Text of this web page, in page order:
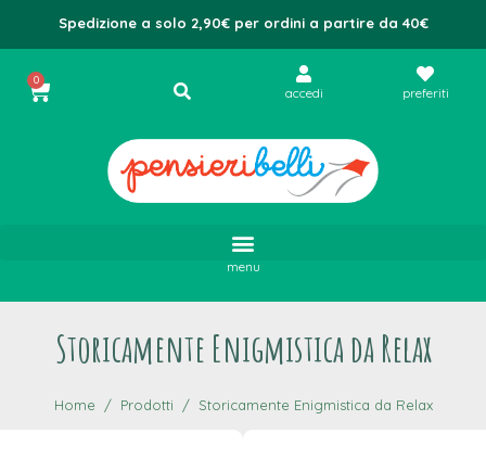
Spedizione a solo 2,90€ per ordini a partire da 40€
0
accedi preferiti
menu
Storicamente Enigmistica da Relax
Home Prodotti Storicamente Enigmistica da Relax